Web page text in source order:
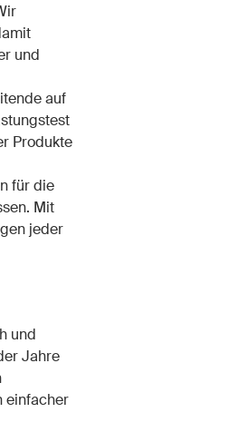
und
auf
Produkte
für die
Mit
jeder
und
Jahre
einfacher